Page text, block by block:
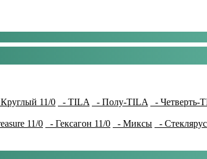
11/0 - TILA - Полу-TILA - Четверть-
11/0 - Гексагон 11/0 - Миксы -